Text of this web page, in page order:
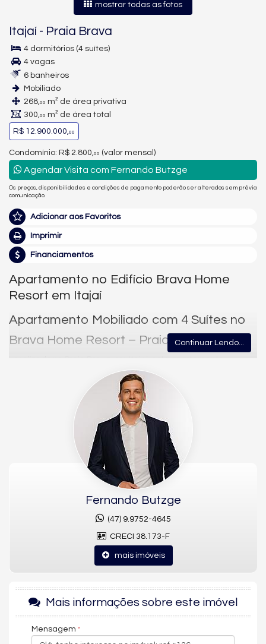
mostrar todas as fotos
Itajaí - Praia Brava
4 dormitórios (4 suítes)
4 vagas
6 banheiros
Mobiliado
268,00 m² de área privativa
300,00 m² de área total
R$ 12.900.000,00
Condomínio: R$ 2.800, 00 (valor mensal)
Agendar Visita com Fernando Butzge
Os preços, disponibilidades e condições de pagamento poderão ser alterados sem prévia
comunicação.
Adicionar aos Favoritos
Imprimir
Financiamentos
Apartamento no Edifício Brava Home
Resort em Itajaí
Apartamento Mobiliado com 4 Suítes no
Brava Home Resort – Praia Brava, Itajaí
mobiliado no Brava Home Resort está pronto para morar. São
268 m² de área privativa (300 m² de área total), com 4 suítes, 6
banheiros e 4 vagas de garagem, na Rua Delfim Mário de
A planta ampla e bem distribuída proporciona conforto para
toda a família, em um dos empreendimentos mais valorizados
da Praia Brava, em Itajaí.
Apartamento à venda por R$ 12.900.000,00, mobiliado e pronto
Continuar Lendo...
Fernando Butzge
(47) 9.9752-4645
CRECI 38.173-F
mais imóveis
Mais informações sobre este imóvel
Mensagem